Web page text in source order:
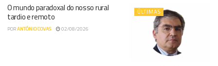
ÚLTIMAS
O mundo paradoxal do nosso rural
tardio e remoto
PORANTÓNIO COVAS 02/08/2026